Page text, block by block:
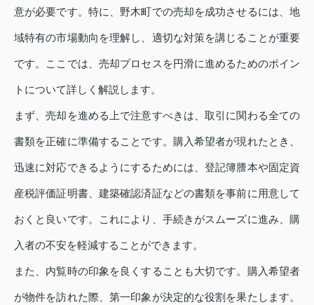
意が必要です。特に、野木町での売却を成功させるには、地
域特有の市場動向を理解し、適切な対策を講じることが重要
です。ここでは、売却プロセスを円滑に進めるためのポイン
トについて詳しく解説します。
まず、売却を進める上で注意すべきは、取引に関わる全ての
書類を正確に準備することです。購入希望者が現れたとき、
迅速に対応できるようにするためには、登記簿謄本や固定資
産税評価証明書、建築確認済証などの書類を事前に用意して
おくと良いです。これにより、手続きがスムーズに進み、購
入者の不安を軽減することができます。
また、内覧時の印象を良くすることも大切です。購入希望者
が物件を訪れた際、第一印象が決定的な役割を果たします。